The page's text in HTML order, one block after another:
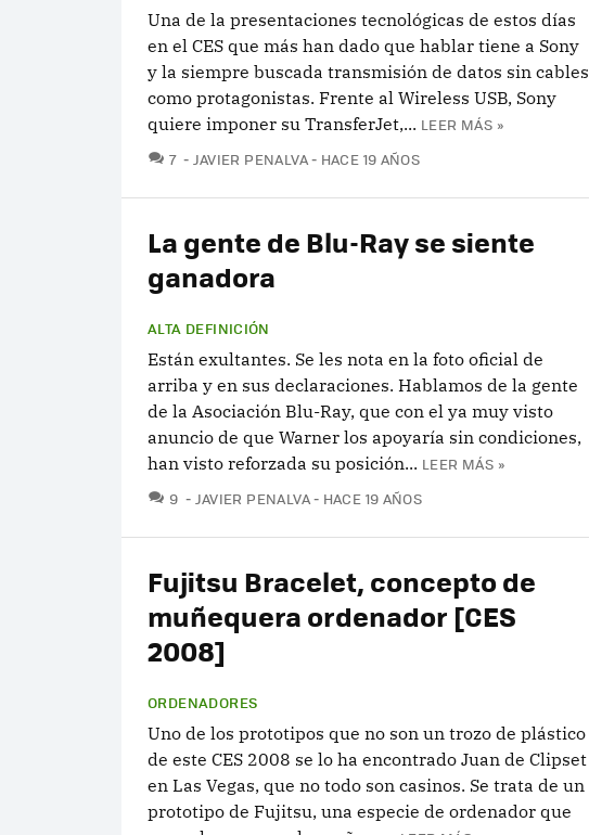
Una de la presentaciones tecnológicas de estos días
en el CES que más han dado que hablar tiene a Sony
y la siempre buscada transmisión de datos sin cables
como protagonistas. Frente al Wireless USB, Sony
quiere imponer su TransferJet,... LEER MÁS »
7 COMENTARIOS
JAVIER PENALVA HACE 19 AÑOS
La gente de Blu-Ray se siente
ganadora
ALTA DEFINICIÓN
Están exultantes. Se les nota en la foto oficial de
arriba y en sus declaraciones. Hablamos de la gente
de la Asociación Blu-Ray, que con el ya muy visto
anuncio de que Warner los apoyaría sin condiciones,
han visto reforzada su posición... LEER MÁS »
9 COMENTARIOS
JAVIER PENALVA HACE 19 AÑOS
Fujitsu Bracelet, concepto de
muñequera ordenador [CES
2008]
ORDENADORES
Uno de los prototipos que no son un trozo de plástico
de este CES 2008 se lo ha encontrado Juan de Clipset
en Las Vegas, que no todo son casinos. Se trata de un
prototipo de Fujitsu, una especie de ordenador que